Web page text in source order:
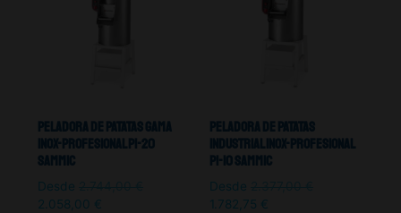
Peladora De Patatas Gama
Inox-Profesional PI-20
Sammic
Desde
2.058,00 €
Peladora De Patatas
Industrial Inox-Profesional
PI-10 Sammic
Desde
1.782,75 €